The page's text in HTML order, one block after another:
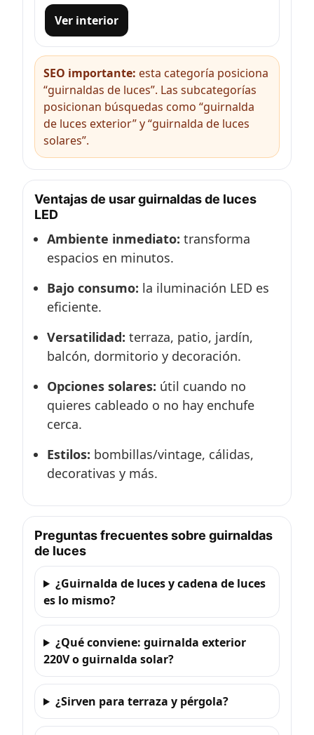
Ver interior
SEO importante: esta categoría posiciona
“guirnaldas de luces”. Las subcategorías
posicionan búsquedas como “guirnalda
de luces exterior” y “guirnalda de luces
solares”.
Ventajas de usar guirnaldas de luces
LED
Ambiente inmediato: transforma
espacios en minutos.
Bajo consumo: la iluminación LED es
eficiente.
Versatilidad: terraza, patio, jardín,
balcón, dormitorio y decoración.
Opciones solares: útil cuando no
quieres cableado o no hay enchufe
cerca.
Estilos: bombillas/vintage, cálidas,
decorativas y más.
Preguntas frecuentes sobre guirnaldas
de luces
¿Guirnalda de luces y cadena de luces
es lo mismo?
¿Qué conviene: guirnalda exterior
220V o guirnalda solar?
¿Sirven para terraza y pérgola?